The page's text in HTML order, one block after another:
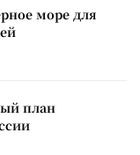
море для
план